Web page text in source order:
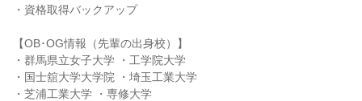
・資格取得バックアップ
【OB･OG情報（先輩の出身校）】
・群馬県立女子大学 ・工学院大学
・国士舘大学大学院 ・埼玉工業大学
・芝浦工業大学 ・専修大学